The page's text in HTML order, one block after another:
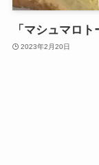
「マシュマロ
2023年2月20日